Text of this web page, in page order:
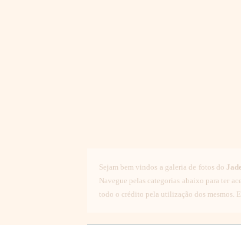
Sejam bem vindos a galeria de fotos do
Navegue pelas categorias abaixo para ter
todo o crédito pela utilização dos mesmos.